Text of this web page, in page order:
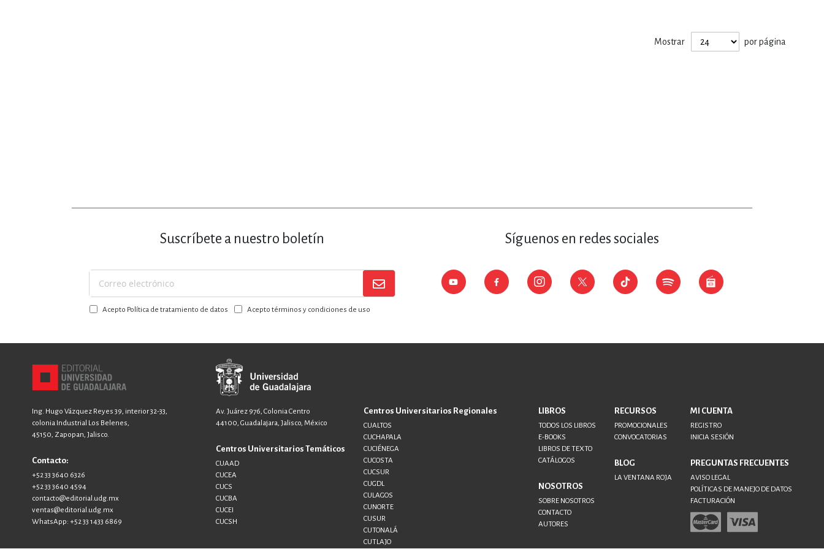
TECNOLOGÍA, INGENIERÍA, AGRICULTURA
Mostrar por página
Suscríbete a nuestro boletín
Suscríbase
a
nuestroAcepto Política de tratamiento de datos Acepto términos y condiciones de uso
Síguenos en redes sociales
Ing. Hugo Vázquez Reyes 39, interior 32-33,
colonia Industrial Los Belenes,
45150, Zapopan, Jalisco.
Contacto:
+52 33 3640 6326
+52 33 3640 4594
contacto@editorial.udg.mx
ventas@editorial.udg.mx
WhatsApp: +52 33 1433 6869
Av. Juárez 976, Colonia Centro
44100, Guadalajara, Jalisco, México
Centros Universitarios Temáticos
CUAAD
CUCEA
CUCS
CUCBA
CUCEI
CUCSH
Centros Universitarios Regionales
CUALTOS
CUCHAPALA
CUCIÉNEGA
CUCOSTA
CUCSUR
CUGDL
CULAGOS
CUNORTE
CUSUR
CUTONALÁ
CUTLAJO
LIBROS
TODOS LOS LIBROS
E-BOOKS
LIBROS DE TEXTO
CATÁLOGOS
NOSOTROS
SOBRE NOSOTROS
CONTACTO
AUTORES
RECURSOS
PROMOCIONALES
CONVOCATORIAS
BLOG
LA VENTANA ROJA
MI CUENTA
REGISTRO
INICIA SESIÓN
PREGUNTAS FRECUENTES
AVISO LEGAL
POLÍTICAS DE MANEJO DE DATOS
FACTURACIÓN